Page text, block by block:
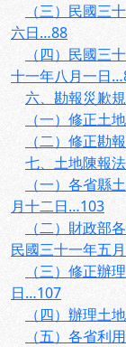
（三）民國
六日…88
（四）民國三
十一年八月一日
六、勘報災歉
（一）修正
（二）修正
七、土地陳報
（一）各省
月十二日…103
（二）財政部
民國三十一年五
（三）修正辦
日…107
（四）辦理土
（五）各省利